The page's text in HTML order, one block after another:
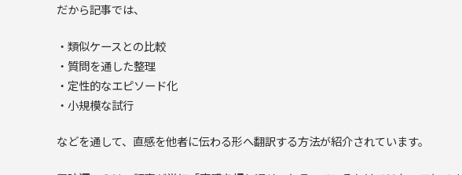
だから記事では、
・類似ケースとの比較
・質問を通した整理
・定性的なエピソード化
・小規模な試行
などを通して、直感を他者に伝わる形へ翻訳する方法が紹介されています。